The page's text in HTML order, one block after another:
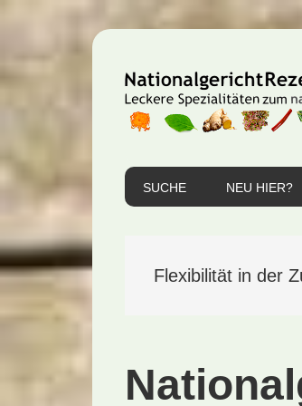
Hauptnavigation
SUCHE NEU HIER?
Flexibilität in der